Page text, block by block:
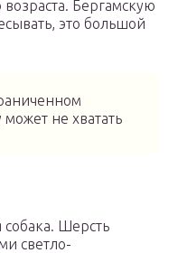
Бергамскую
это большой
не хватать
Шерсть
светло-